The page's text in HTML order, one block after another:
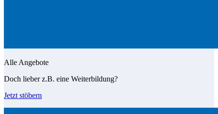
Alle Angebote
Doch lieber z.B. eine Weiterbildung?
Jetzt stöbern